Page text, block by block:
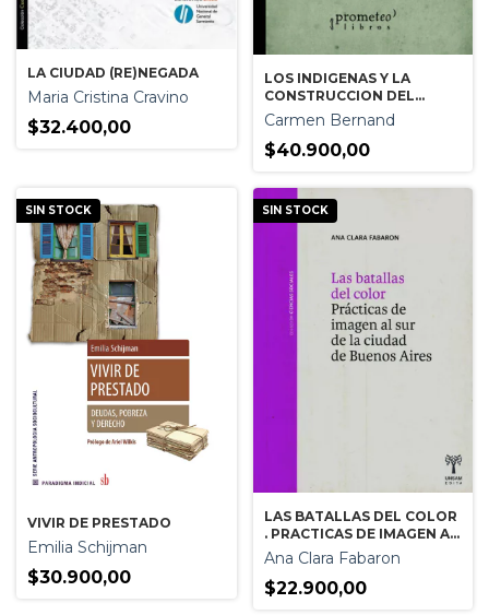
LA CIUDAD (RE)NEGADA
Maria Cristina Cravino
$32.400,00
LOS INDIGENAS Y LA
CONSTRUCCION DEL
ESTADO-NACION
Carmen Bernand
$40.900,00
SIN STOCK
VIVIR DE PRESTADO
Emilia Schijman
$30.900,00
SIN STOCK
LAS BATALLAS DEL COLOR
. PRACTICAS DE IMAGEN AL
SUR DE LA CIUDAD DE
BUENOS AIRES
Ana Clara Fabaron
$22.900,00